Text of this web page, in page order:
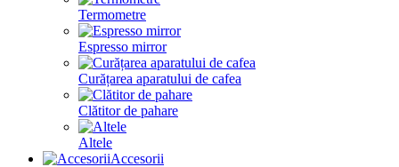
Termometre
Espresso mirror
Curățarea aparatului de cafea
Clătitor de pahare
Altele
Accesorii